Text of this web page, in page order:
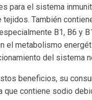
para el sistema
tejidos. También
B1, B6 y
el metabolismo
del sistema
beneficios, su
que contiene sodio